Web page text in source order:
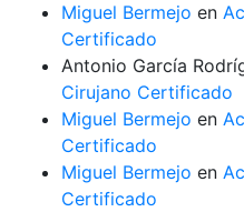
Miguel Bermejo en
Certificado
Antonio García
Cirujano Certificado
Miguel Bermejo en
Certificado
Miguel Bermejo en
Certificado